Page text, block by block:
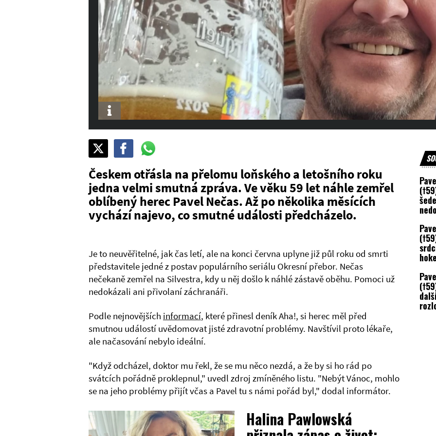
Info
Pošli
na
Pošli
na
Facebook WhatsAppu
Českem otřásla na přelomu loňského a letošního roku
jedna velmi smutná zpráva. Ve věku 59 let náhle zemřel
oblíbený herec Pavel Nečas. Až po několika měsících
vychází najevo, co smutné události předcházelo.
Je to neuvěřitelné, jak čas letí, ale na konci června uplyne již půl roku od smrti
představitele jedné z postav populárního seriálu Okresní přebor. Nečas
nečekaně zemřel na Silvestra, kdy u něj došlo k náhlé zástavě oběhu. Pomoci už
nedokázali ani přivolaní záchranáři.
Podle nejnovějších informací, které přinesl deník Aha!, si herec měl před
smutnou událostí uvědomovat jisté zdravotní problémy. Navštívil proto lékaře,
ale načasování nebylo ideální.
"Když odcházel, doktor mu řekl, že se mu něco nezdá, a že by si ho rád po
svátcích pořádně proklepnul," uvedl zdroj zmíněného listu. "Nebýt Vánoc, mohlo
se na jeho problémy přijít včas a Pavel tu s námi pořád byl," dodal informátor.
Halina Pawlowská